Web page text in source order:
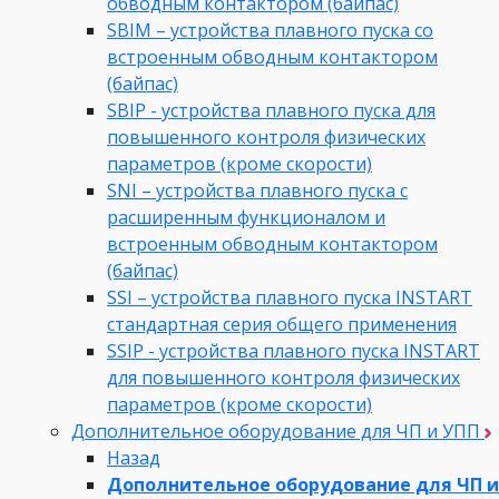
SBIM – устройства плавного пуска со
встроенным обводным контактором
(байпас)
SBIP - устройства плавного пуска для
повышенного контроля физических
параметров (кроме скорости)
SNI – устройства плавного пуска с
расширенным функционалом и
встроенным обводным контактором
(байпас)
SSI – устройства плавного пуска INSTART
стандартная серия общего применения
SSIP - устройства плавного пуска INSTART
для повышенного контроля физических
параметров (кроме скорости)
Дополнительное оборудование для ЧП и УПП
Назад
Дополнительное оборудование для ЧП и